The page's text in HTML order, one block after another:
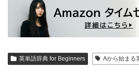
英単語辞典 for Beginners Aから始まる